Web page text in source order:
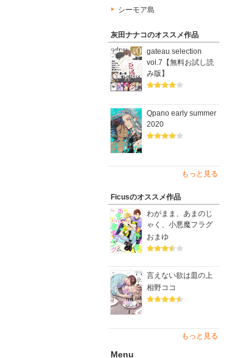
シーモア島
灰田ナナコのオススメ作品
gateau selection
vol.7【無料お試し読
み版】
Qpano early summer
2020
もっと見る
Ficusのオススメ作品
わがまま、あまのじ
ゃく、小悪魔フラグ
おまゆ
言えない欲は皿の上
相野ココ
もっと見る
Menu